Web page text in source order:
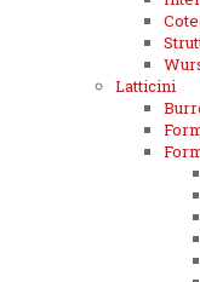
Latticini